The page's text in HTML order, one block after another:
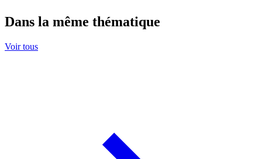
Dans la même thématique
Voir tous